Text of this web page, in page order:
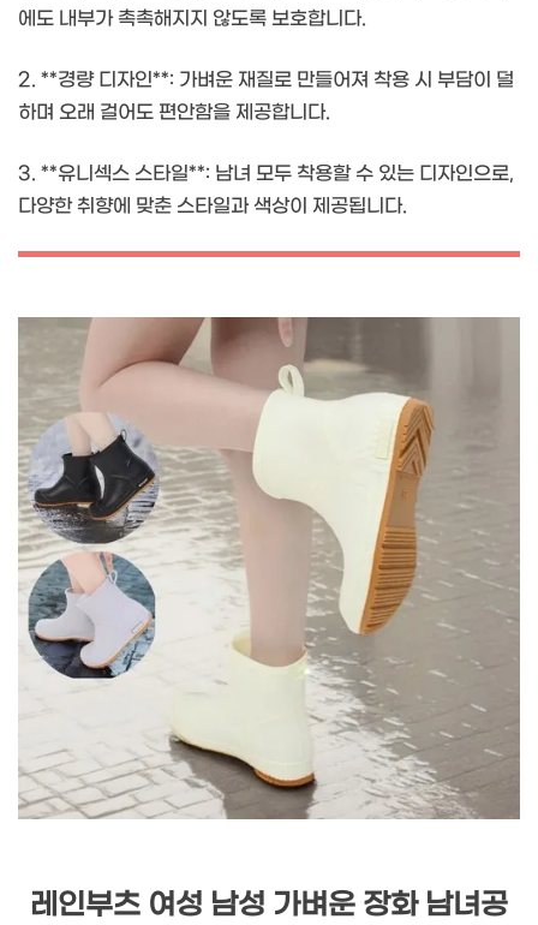
에도 내부가 촉촉해지지 않도록 보호합니다.
2. **경량 디자인**: 가벼운 재질로 만들어져 착용 시 부담이 덜
하며 오래 걸어도 편안함을 제공합니다.
3. **유니섹스 스타일**: 남녀 모두 착용할 수 있는 디자인으로,
다양한 취향에 맞춘 스타일과 색상이 제공됩니다.
레인부츠 여성 남성 가벼운 장화 남녀공